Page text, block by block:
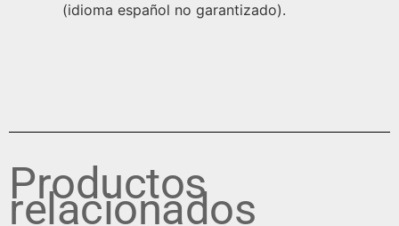
(idioma español no garantizado).
Productos
relacionados